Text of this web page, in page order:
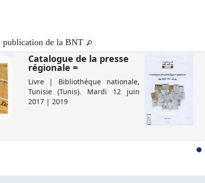
publication de la BNT
Catalogue de la presse
régionale =
Livre | Bibliothéque nationale,
Tunisie (Tunis). Mardi 12 juin
2017 | 2019